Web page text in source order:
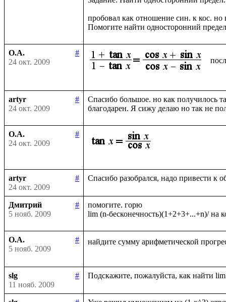
пробовал как отношение син. к кос. но
О.А.
#
24 окт. 2009
artyr
#
24 окт. 2009
Спасибо большое. но как получилось
О.А.
#
24 окт. 2009
artyr
#
24 окт. 2009
Дмитрий
#
5 нояб. 2009
помогите. горю
О.А.
#
5 нояб. 2009
найдите сумму арифметической
slg
#
11 нояб. 2009